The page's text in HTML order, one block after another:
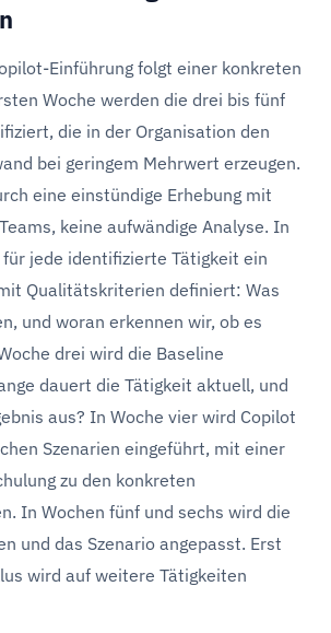
Einführung folgt einer konkreten
Woche werden die drei bis fünf
die in der Organisation den
bei geringem Mehrwert erzeugen.
eine einstündige Erhebung mit
keine aufwändige Analyse. In
jede identifizierte Tätigkeit ein
Qualitätskriterien definiert: Was
und woran erkennen wir, ob es
drei wird die Baseline
dauert die Tätigkeit aktuell, und
aus? In Woche vier wird Copilot
Szenarien eingeführt, mit einer
zu den konkreten
In Wochen fünf und sechs wird die
und das Szenario angepasst. Erst
wird auf weitere Tätigkeiten